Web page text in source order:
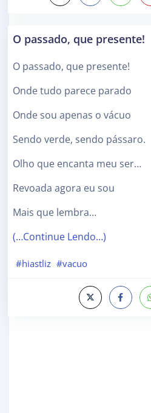
O passado, que presente!
O passado, que presente!
Onde tudo parece parado
Onde sou apenas o vácuo
Sendo verde, sendo pássaro.
Olho que encanta meu ser…
Revoada agora eu sou
Mais que lembra…
(…Continue Lendo…)
#hiastliz #vacuo